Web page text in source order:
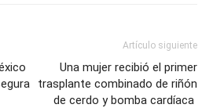
Artículo siguiente
Una mujer recibió el primer
trasplante combinado de riñón
de cerdo y bomba cardíaca